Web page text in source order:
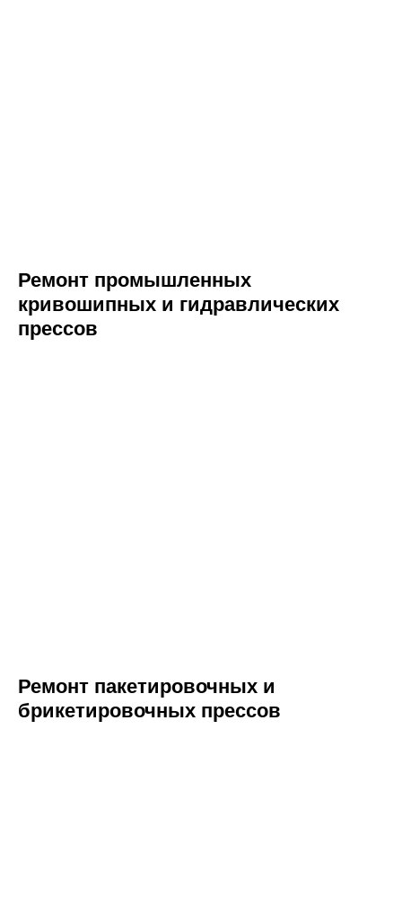
Ремонт промышленных
кривошипных и гидравлических
прессов
Ремонт пакетировочных и
брикетировочных прессов